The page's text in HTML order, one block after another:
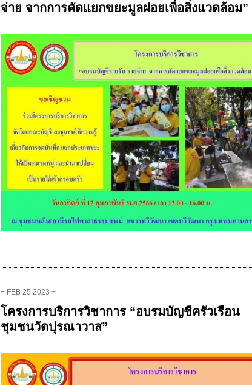
จ่าย จากการคัดแยกขยะมูลฝอยเพื่อสิ่งแวดล้อม”
− FEB 25,2023 −
โครงการบริการวิชาการ “อบรมบัญชีครัวเรือน
ชุมชนวัดปุรณาวาส”